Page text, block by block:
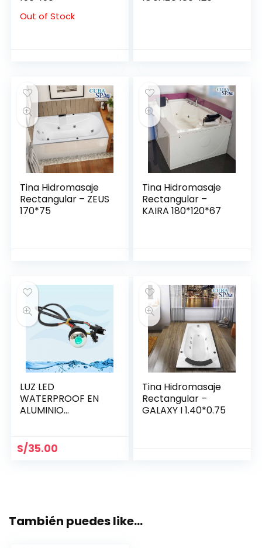
Out of Stock
Tina Hidromasaje
Rectangular – ZEUS
170*75
Tina Hidromasaje
Rectangular –
KAIRA 180*120*67
LUZ LED
WATERPROOF EN
ALUMINIO
S/35.00
Tina Hidromasaje
Rectangular –
GALAXY I 1.40*0.75
También puedes like…